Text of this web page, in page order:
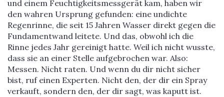
und einem Feuchtigkeitsmessgerät kam, haben wir
den wahren Ursprung gefunden: eine undichte
Regenrinne, die seit 15 Jahren Wasser direkt gegen die
Fundamentwand leitete. Und das, obwohl ich die
Rinne jedes Jahr gereinigt hatte. Weil ich nicht wusste,
dass sie an einer Stelle aufgebrochen war. Also:
Messen. Nicht raten. Und wenn du dir nicht sicher
bist, ruf einen Experten. Nicht den, der dir ein Spray
verkauft, sondern den, der dir sagt, was kaputt ist.